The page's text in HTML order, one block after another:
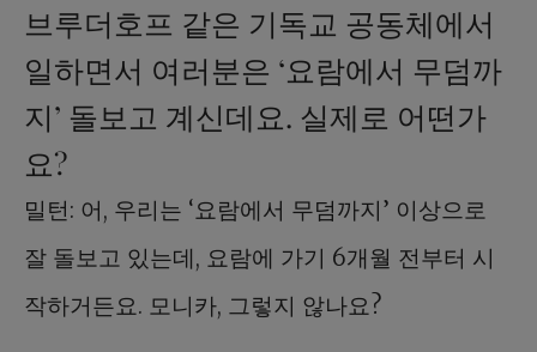
브루더호프 같은 기독교 공동체에서
일하면서 여러분은 ‘요람에서 무덤까
지’ 돌보고 계신데요. 실제로 어떤가
요?
밀턴: 어, 우리는 ‘요람에서 무덤까지’ 이상으로
잘 돌보고 있는데, 요람에 가기 6개월 전부터 시
작하거든요. 모니카, 그렇지 않나요?